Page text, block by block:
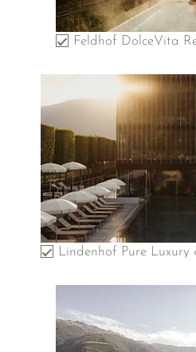
Feldhof DolceVita
Lindenhof Pure